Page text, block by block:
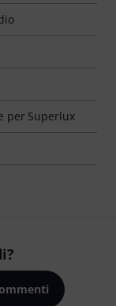
per Superlux